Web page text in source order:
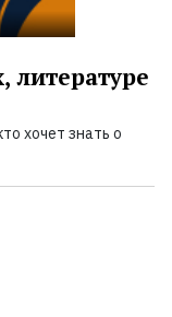
литературе
хочет знать о